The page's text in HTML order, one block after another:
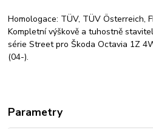
Homologace: TÜV, TÜV Österreich,
Kompletní výškově a tuhostně
série Street pro Škoda Octavia 1Z
(04-).
Parametry